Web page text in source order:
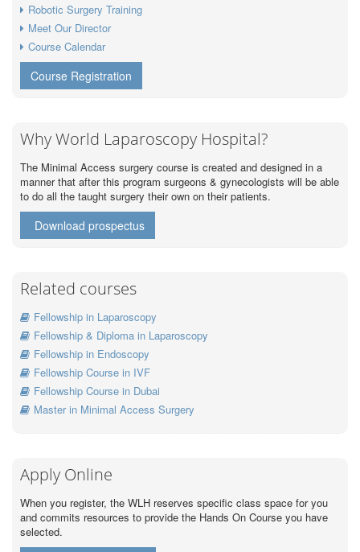
Robotic Surgery Training
Meet Our Director
Course Calendar
Course Registration
Why World Laparoscopy Hospital?
The Minimal Access surgery course is created and designed in a
manner that after this program surgeons & gynecologists will be able
to do all the taught surgery their own on their patients.
Download prospectus
Related courses
Fellowship in Laparoscopy
Fellowship & Diploma in Laparoscopy
Fellowship in Endoscopy
Fellowship Course in IVF
Fellowship Course in Dubai
Master in Minimal Access Surgery
Apply Online
When you register, the WLH reserves specific class space for you
and commits resources to provide the Hands On Course you have
selected.